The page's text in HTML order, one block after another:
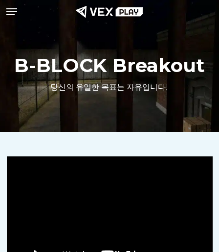
본메뉴
B-BLOCK Breakout
당신의 유일한 목표는 자유입니다!